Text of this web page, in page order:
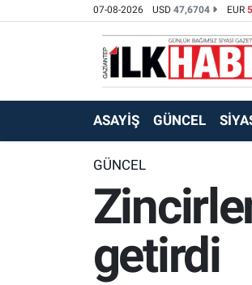
07-08-2026 USD47,6704 EUR
ASAYİŞ GÜNCEL
GÜNCEL
getirdi
EKONOMİ
SİYASET
SAĞLIK
TEKNOLOJİ
Beyoğlu Hava Durumu
Beyoğlu Trafik Yoğunluk Haritası
Süper Lig Puan Durumu ve
Tüm Manşetler
Son Dakika Haberleri
Haber Arşivi